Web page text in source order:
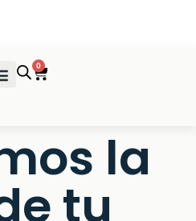
0
Cart
la
tu